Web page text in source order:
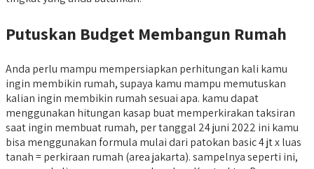
Putuskan Budget Membangun Rumah
Anda perlu mampu mempersiapkan perhitungan kali kamu
ingin membikin rumah, supaya kamu mampu memutuskan
kalian ingin membikin rumah sesuai apa. kamu dapat
menggunakan hitungan kasap buat memperkirakan taksiran
saat ingin membuat rumah, per tanggal 24 juni 2022 ini kamu
bisa menggunakan formula mulai dari patokan basic 4 jt x luas
tanah = perkiraan rumah (area jakarta). sampelnya seperti ini,